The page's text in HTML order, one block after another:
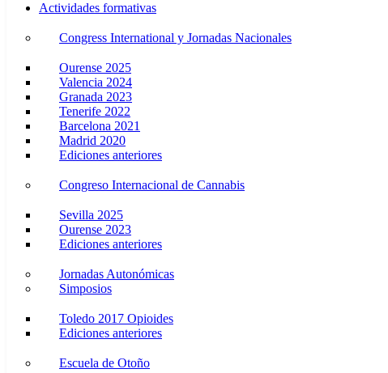
Actividades formativas
Congress International y Jornadas Nacionales
Ourense 2025
Valencia 2024
Granada 2023
Tenerife 2022
Barcelona 2021
Madrid 2020
Ediciones anteriores
Congreso Internacional de Cannabis
Sevilla 2025
Ourense 2023
Ediciones anteriores
Jornadas Autonómicas
Simposios
Toledo 2017 Opioides
Ediciones anteriores
Escuela de Otoño